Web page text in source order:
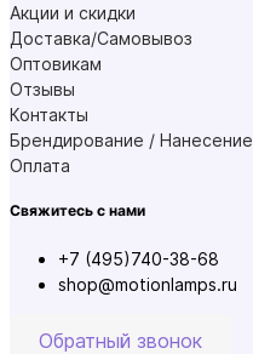
Акции и скидки
Доставка/Самовывоз
Оптовикам
Отзывы
Контакты
Брендирование / Нанесение
Оплата
Свяжитесь с нами
+7 (495)740-38-68
shop@motionlamps.ru
Обратный звонок